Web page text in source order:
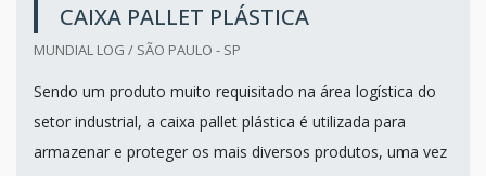
CAIXA PALLET PLÁSTICA
MUNDIAL LOG / SÃO PAULO - SP
Sendo um produto muito requisitado na área logística do
setor industrial, a caixa pallet plástica é utilizada para
armazenar e proteger os mais diversos produtos, uma vez